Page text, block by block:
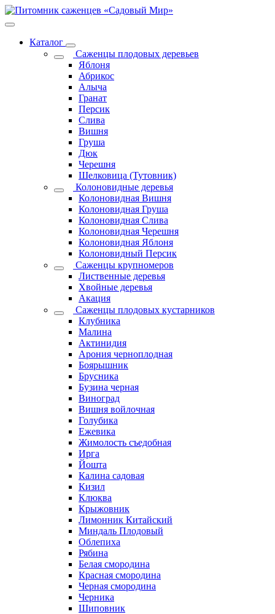
Каталог
Саженцы плодовых деревьев
Яблоня
Абрикос
Алыча
Гранат
Персик
Слива
Вишня
Груша
Дюк
Черешня
Шелковица (Тутовник)
Колоновидные деревья
Колоновидная Вишня
Колоновидная Груша
Колоновидная Слива
Колоновидная Черешня
Колоновидная Яблоня
Колоновидный Персик
Саженцы крупномеров
Лиственные деревья
Хвойные деревья
Акация
Саженцы плодовых кустарников
Клубника
Малина
Актинидия
Арония черноплодная
Боярышник
Брусника
Бузина черная
Виноград
Вишня войлочная
Голубика
Ежевика
Жимолость съедобная
Ирга
Йошта
Калина садовая
Кизил
Клюква
Крыжовник
Лимонник Китайский
Миндаль Плодовый
Облепиха
Рябина
Белая смородина
Красная смородина
Черная смородина
Черника
Шиповник